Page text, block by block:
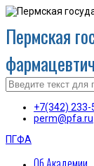
Пермская
+7(342) 233-
perm@pfa.ru
ПГФА